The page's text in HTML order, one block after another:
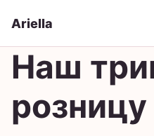
Ariella
Наш